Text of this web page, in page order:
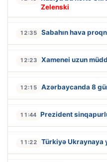
Zelenski
12:35 Sabahın hava
12:23 Xamenei uzun
12:15 Azərbaycanda 8
11:44 Prezident
11:22 Türkiyə Ukraynaya